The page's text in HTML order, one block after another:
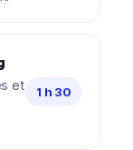
et
1 h 30